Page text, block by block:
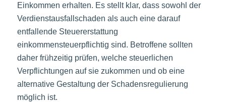
Einkommen erhalten. Es stellt klar, dass sowohl der
Verdienstausfallschaden als auch eine darauf
entfallende Steuererstattung
einkommensteuerpflichtig sind. Betroffene sollten
daher frühzeitig prüfen, welche steuerlichen
Verpflichtungen auf sie zukommen und ob eine
alternative Gestaltung der Schadensregulierung
möglich ist.